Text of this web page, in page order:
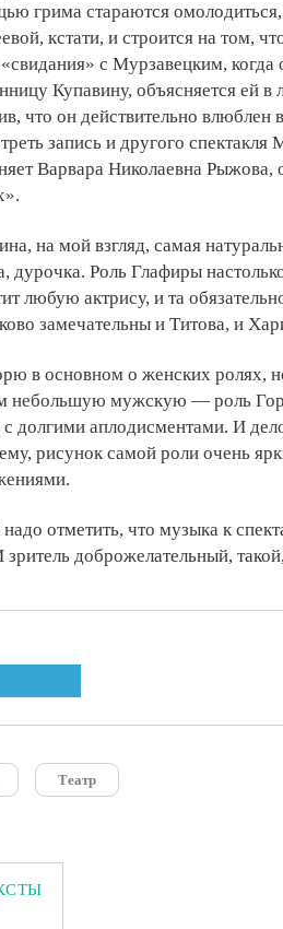
Лыняева. Чтобы
Мурзавецкая
Купавиной. Глафира с
хочет выйти замуж за
от Миропы Давыдовны и
выясняется, что
Беркутова, который
родные места.
благодарить
невозможными
на ней. В финальной
нас Лыняев волками-то
куры, голуби... по
грима стараются
кстати, и строится на том,
с Мурзавецким, когда
Купавину, объясняется ей в
что он действительно влюблен
запись и другого спектакля
Варвара Николаевна
на мой взгляд, самая
дурочка. Роль Глафиры
любую актрису, и та
замечательны и Титова, и
в основном о женских ролях,
небольшую мужскую — роль
долгими аплодисментами. И
рисунок самой роли очень
отметить, что музыка к
зритель доброжелательный,
Театр